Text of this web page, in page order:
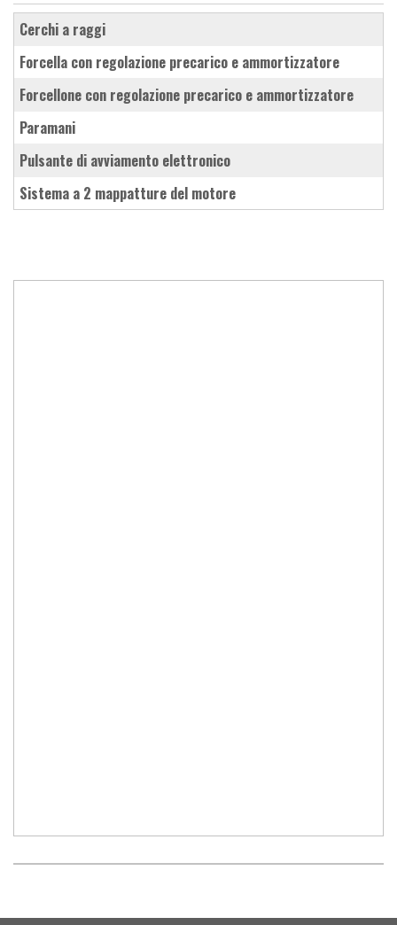
cerchi a raggi
forcella con regolazione precarico e ammortizzatore
forcellone con regolazione precarico e ammortizzatore
paramani
pulsante di avviamento elettronico
sistema a 2 mappatture del motore